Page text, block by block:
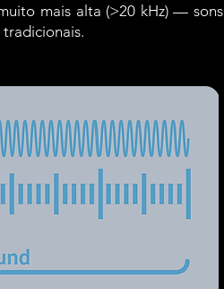
mais alta (>20 kHz) — sons